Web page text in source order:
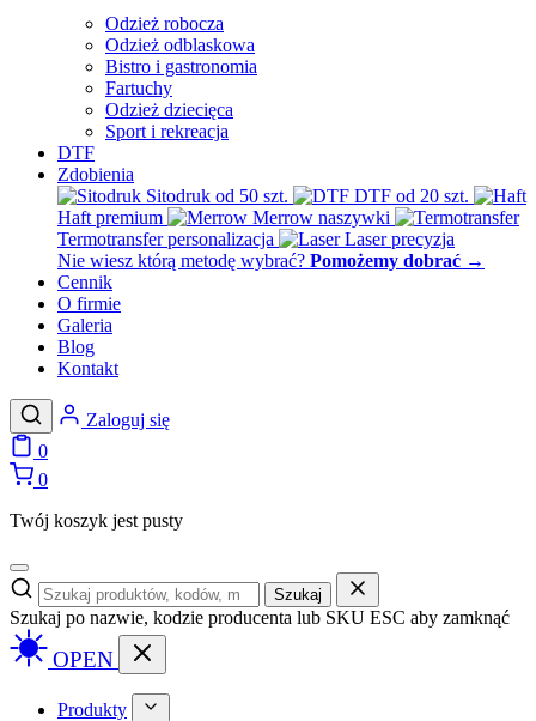
Odzież robocza
Odzież odblaskowa
Bistro i gastronomia
Fartuchy
Odzież dziecięca
Sport i rekreacja
DTF
Zdobienia
Sitodruk od 50 szt. DTF od 20 szt.
Haft premium Merrow naszywki
Termotransfer personalizacja Laser precyzja
Nie wiesz którą metodę wybrać? Pomożemy dobrać →
Cennik
O firmie
Galeria
Blog
Kontakt
Zaloguj się
0
0
Twój koszyk jest pusty
Szukaj
Szukaj po nazwie, kodzie producenta lub SKU ESC aby zamknąć
OPEN
Produkty